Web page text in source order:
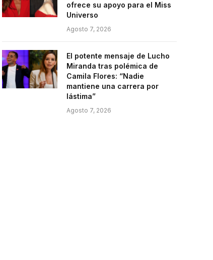
ofrece su apoyo para el Miss
Universo
Agosto 7, 2026
El potente mensaje de Lucho
Miranda tras polémica de
Camila Flores: “Nadie
mantiene una carrera por
lástima”
Agosto 7, 2026